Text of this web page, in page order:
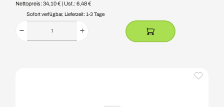
Nettopreis: 34,10 € | Ust.: 6,48 €
Sofort verfügbar, Lieferzeit: 1-3 Tage